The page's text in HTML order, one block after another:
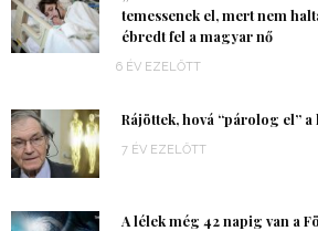
temessenek el, mert nem
ébredt fel a magyar nő
6 ÉV EZELŐTT
Rájöttek, hová “párolog el”
7 ÉV EZELŐTT
A lélek még 42 napig van a